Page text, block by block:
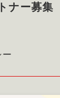
ナー募集